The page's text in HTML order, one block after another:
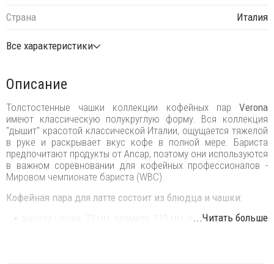
Страна
Италия
Все характеристики
Описание
Толстостенные чашки коллекции кофейных пар Verona
имеют классическую полукруглую форму. Вся коллекция
"дышит" красотой классической Италии, ощущается тяжелой
в руке и раскрывает вкус кофе в полной мере. Бариста
предпочитают продукты от Ancap, поэтому они используются
в важном соревновании для кофейных профессионалов -
Мировом чемпионате бариста (WBC).
Кофейная пара для латте состоит из блюдца и чашки:
высота чашки: 72 мм, диаметр: 110 мм, объем: 350 мл.
...Читать больше